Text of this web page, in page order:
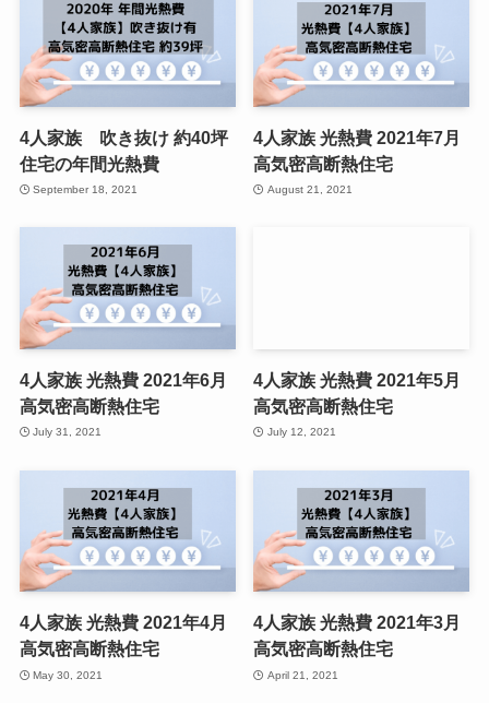
4人家族 吹き抜け 約40坪
住宅の年間光熱費
September 18, 2021
4人家族 光熱費 2021年7月
高気密高断熱住宅
August 21, 2021
4人家族 光熱費 2021年6月
高気密高断熱住宅
July 31, 2021
4人家族 光熱費 2021年5月
高気密高断熱住宅
July 12, 2021
4人家族 光熱費 2021年4月
高気密高断熱住宅
May 30, 2021
4人家族 光熱費 2021年3月
高気密高断熱住宅
April 21, 2021